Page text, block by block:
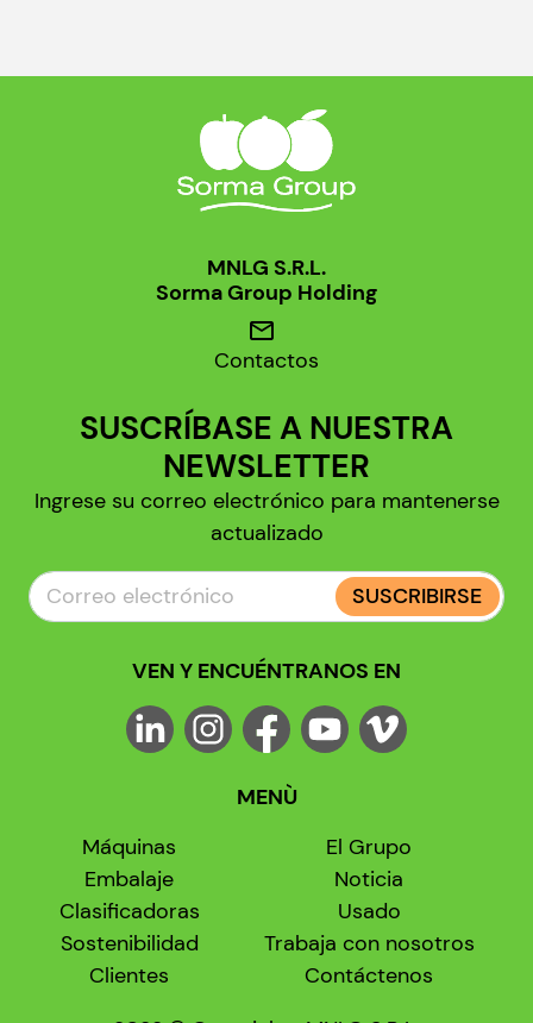
MNLG S.R.L.
Sorma Group Holding
mail
Contactos
SUSCRÍBASE A NUESTRA
NEWSLETTER
Ingrese su correo electrónico para mantenerse
actualizado
SUSCRIBIRSE
VEN Y ENCUÉNTRANOS EN
MENÙ
Máquinas
Embalaje
Clasificadoras
Sostenibilidad
Clientes
El Grupo
Noticia
Usado
Trabaja con nosotros
Contáctenos